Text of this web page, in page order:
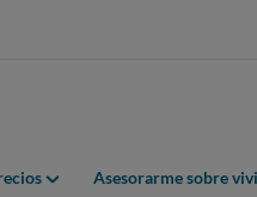
Asesorarme sobre